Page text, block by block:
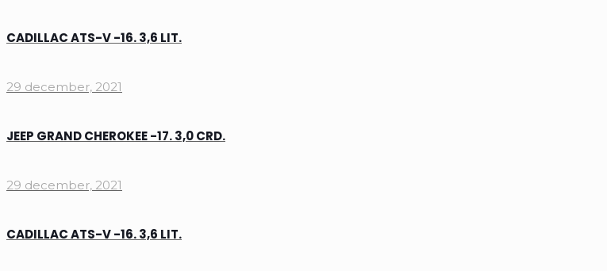
CADILLAC ATS-V -16. 3,6 LIT.
29 december, 2021
JEEP GRAND CHEROKEE -17. 3,0 CRD.
29 december, 2021
CADILLAC ATS-V -16. 3,6 LIT.